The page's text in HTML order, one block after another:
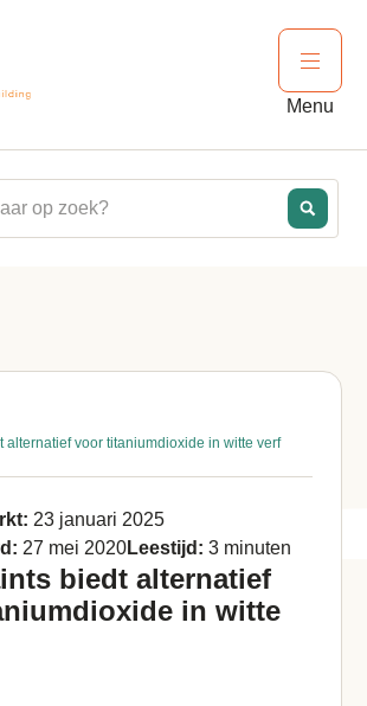
Open
Menu
alternatief voor titaniumdioxide in witte verf
23 januari 2025
27 mei 2020Leestijd:3 minuten
biedt alternatief
in witte